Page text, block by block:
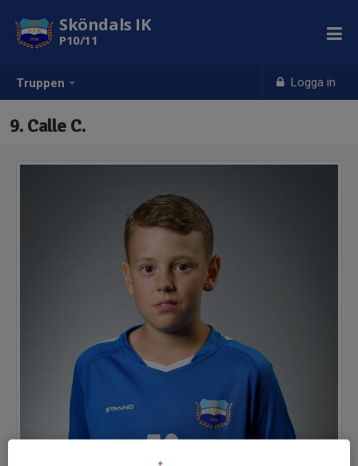
Truppen Logga in
Sköndals IK
P10/11
9. Calle C.